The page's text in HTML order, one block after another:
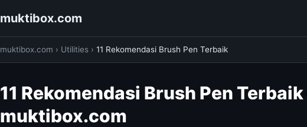
muktibox.com
muktibox.com › Utilities › 11 Rekomendasi Brush Pen Terbaik
11 Rekomendasi Brush Pen
muktibox.com